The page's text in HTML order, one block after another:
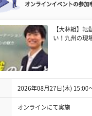
オンラインイベントの参加
【大林組】転
い！九州の現
2026年08月27日(木) 15:00
オンラインにて実施